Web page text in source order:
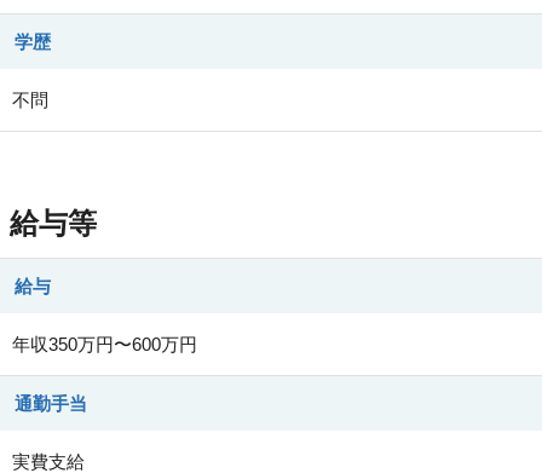
学歴
不問
給与等
給与
年収350万円〜600万円
通勤手当
実費支給